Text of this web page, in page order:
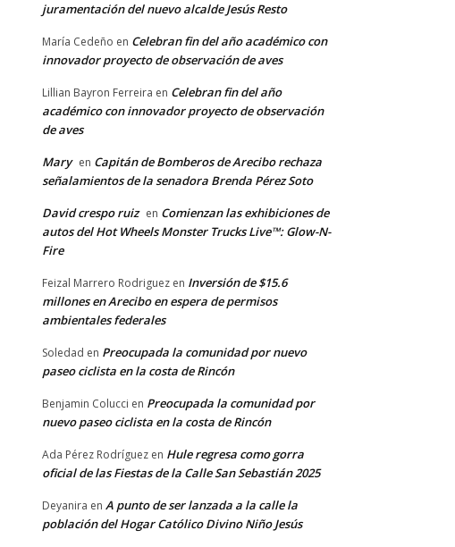
juramentación del nuevo alcalde Jesús Resto
María Cedeño en Celebran fin del año académico con
innovador proyecto de observación de aves
Lillian Bayron Ferreira en Celebran fin del año
académico con innovador proyecto de observación
de aves
Mary en Capitán de Bomberos de Arecibo rechaza
señalamientos de la senadora Brenda Pérez Soto
David crespo ruiz en Comienzan las exhibiciones de
autos del Hot Wheels Monster Trucks Live™: Glow-N-
Fire
Feizal Marrero Rodriguez en Inversión de $15.6
millones en Arecibo en espera de permisos
ambientales federales
Soledad en Preocupada la comunidad por nuevo
paseo ciclista en la costa de Rincón
Benjamin Colucci en Preocupada la comunidad por
nuevo paseo ciclista en la costa de Rincón
Ada Pérez Rodríguez en Hule regresa como gorra
oficial de las Fiestas de la Calle San Sebastián 2025
Deyanira en A punto de ser lanzada a la calle la
población del Hogar Católico Divino Niño Jesús